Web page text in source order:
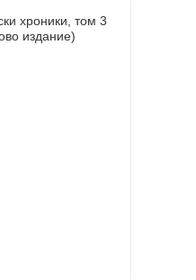
хроники, том 3
издание)